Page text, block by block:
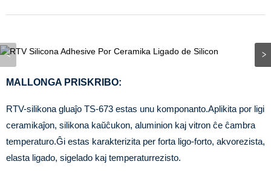
MALLONGA PRISKRIBO:
RTV-silikona gluaĵo TS-673 estas unu komponanto.Aplikita por ligi
ceramikaĵon, silikona kaŭĉukon, aluminion kaj vitron ĉe ĉambra
temperaturo.Ĝi estas karakterizita per forta ligo-forto, akvorezista,
elasta ligado, sigelado kaj temperaturrezisto.